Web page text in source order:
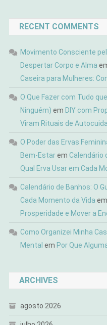
RECENT COMMENTS
Movimento Consciente
Despertar Corpo e Alma
Caseira para Mulheres:
O Que Fazer com Tudo
Ninguém) em DIY com
Viram Rituais de
O Poder das Ervas
Bem-Estarem Calendário
Qual Erva Usar em Cada
Calendário de Banhos: O
Cada Momento da Vida em
Prosperidade e Mover a
Como Organizei Minha
Mental em Por Que
ARCHIVES
agosto 2026